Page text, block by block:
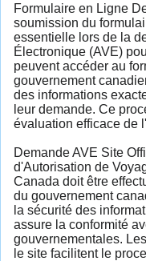
Formulaire en Ligne
soumission du
essentielle lors de la
Électronique (AVE)
peuvent accéder au
gouvernement
des informations
leur demande. Ce
évaluation efficace de
Demande AVE Site
d'Autorisation de
Canada doit être
du gouvernement
la sécurité des
assure la conformité
gouvernementales.
le site facilitent le